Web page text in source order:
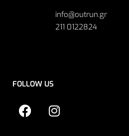
info@outrun.gr
211 0122824
FOLLOW US